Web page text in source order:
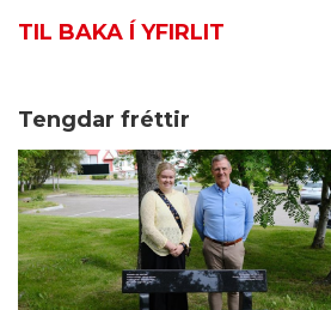
TIL BAKA Í YFIRLIT
Tengdar fréttir